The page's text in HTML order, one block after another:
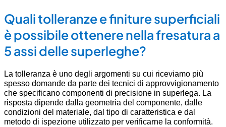
Quali tolleranze e finiture superficiali
è possibile ottenere nella fresatura a
5 assi delle superleghe?
La tolleranza è uno degli argomenti su cui riceviamo più
spesso domande da parte dei tecnici di approvvigionamento
che specificano componenti di precisione in superlega. La
risposta dipende dalla geometria del componente, dalle
condizioni del materiale, dal tipo di caratteristica e dal
metodo di ispezione utilizzato per verificarne la conformità.